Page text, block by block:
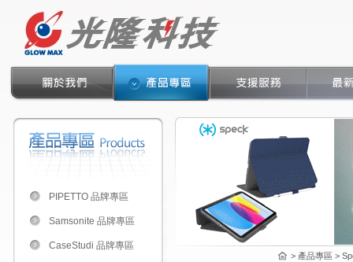
PIPETTO 品牌專區
Samsonite 品牌專區
CaseStudi 品牌專區
> 產品專區 >